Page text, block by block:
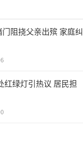
阻挠父亲出殡 家庭纠
红绿灯引热议 居民担